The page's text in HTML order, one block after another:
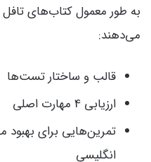
به طور معمول کتاب‌های
می‌دهند:
قالب و ساختار تست‌ها
ارزیابی 4 مهارت اصلی
تمرین‌هایی برای بهبود
انگلیسی